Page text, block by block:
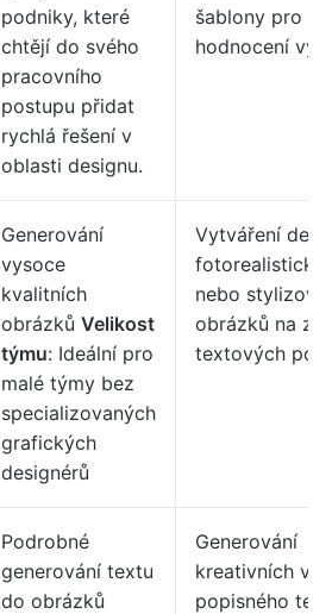
podniky, které
chtějí do svého
pracovního
postupu přidat
rychlá řešení v
oblasti designu.
šablony pro
hodnocení
Generování
vysoce
kvalitních
obrázků Velikost
týmu: Ideální pro
malé týmy bez
specializovaných
grafických
designérů
Vytváření
nebo
obrázků na
textových
Podrobné
generování textu
do obrázků
Generování
kreativních
popisného